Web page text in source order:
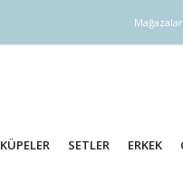
KÜPELER SETLER ERKEK